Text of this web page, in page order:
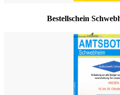
Bestellschein